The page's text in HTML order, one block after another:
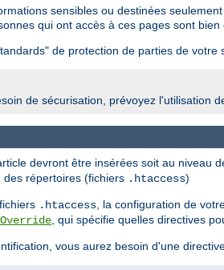
sensibles ou destinées
qui ont accès à ces pages sont
de protection de parties de
de sécurisation, prévoyez l'utilisation
devront être insérées soit au niveau
répertoires (fichiers .htaccess)
.htaccess, la configuration de
, qui spécifie quelles directives
vous aurez besoin d'une